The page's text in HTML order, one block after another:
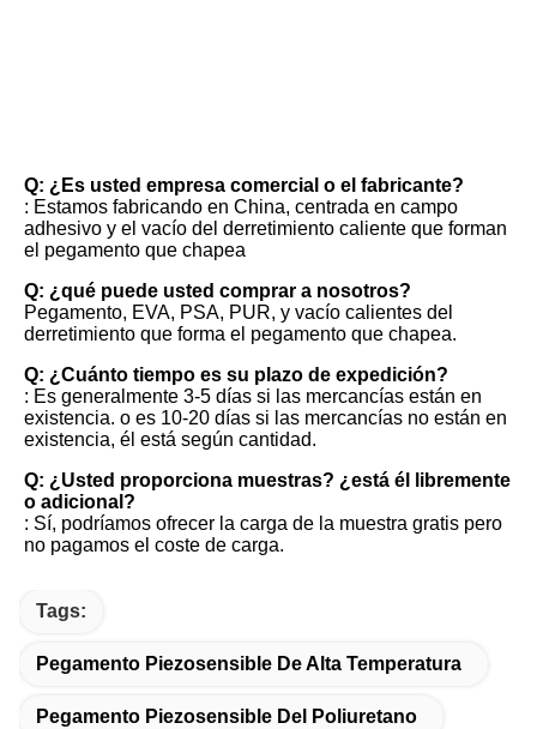
Q: ¿Es usted empresa comercial o el fabricante?
: Estamos fabricando en China, centrada en campo
adhesivo y el vacío del derretimiento caliente que forman
el pegamento que chapea
Q: ¿qué puede usted comprar a nosotros?
Pegamento, EVA, PSA, PUR, y vacío calientes del
derretimiento que forma el pegamento que chapea.
Q: ¿Cuánto tiempo es su plazo de expedición?
: Es generalmente 3-5 días si las mercancías están en
existencia. o es 10-20 días si las mercancías no están en
existencia, él está según cantidad.
Q: ¿Usted proporciona muestras? ¿está él libremente
o adicional?
: Sí, podríamos ofrecer la carga de la muestra gratis pero
no pagamos el coste de carga.
Tags:
Pegamento Piezosensible De Alta Temperatura
Pegamento Piezosensible Del Poliuretano